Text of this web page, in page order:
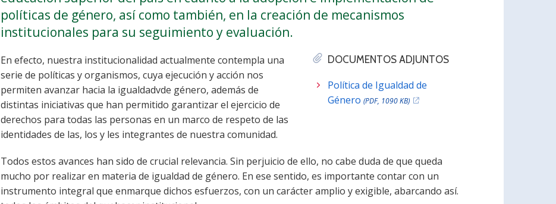
políticas de género, así como también, en la creación de mecanismos
institucionales para su seguimiento y evaluación.
DOCUMENTOS ADJUNTOS
Política de Igualdad de
Género (PDF, 1090 KB)
En efecto, nuestra institucionalidad actualmente contempla una
serie de políticas y organismos, cuya ejecución y acción nos
permiten avanzar hacia la igualdadvde género, además de
distintas iniciativas que han permitido garantizar el ejercicio de
derechos para todas las personas en un marco de respeto de las
identidades de las, los y les integrantes de nuestra comunidad.
Todos estos avances han sido de crucial relevancia. Sin perjuicio de ello, no cabe duda de que queda
mucho por realizar en materia de igualdad de género. En ese sentido, es importante contar con un
instrumento integral que enmarque dichos esfuerzos, con un carácter amplio y exigible, abarcando así.